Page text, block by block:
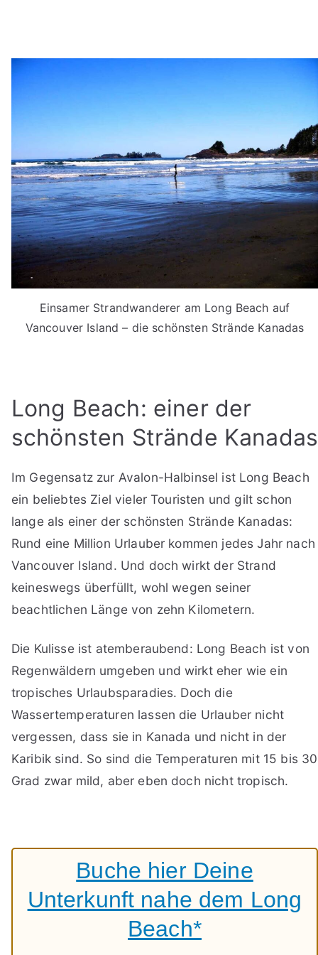
Einsamer Strandwanderer am Long Beach auf
Vancouver Island – die schönsten Strände Kanadas
Long Beach: einer der
schönsten Strände Kanadas
Im Gegensatz zur Avalon-Halbinsel ist Long Beach
ein beliebtes Ziel vieler Touristen und gilt schon
lange als einer der schönsten Strände Kanadas:
Rund eine Million Urlauber kommen jedes Jahr nach
Vancouver Island. Und doch wirkt der Strand
keineswegs überfüllt, wohl wegen seiner
beachtlichen Länge von zehn Kilometern.
Die Kulisse ist atemberaubend: Long Beach ist von
Regenwäldern umgeben und wirkt eher wie ein
tropisches Urlaubsparadies. Doch die
Wassertemperaturen lassen die Urlauber nicht
vergessen, dass sie in Kanada und nicht in der
Karibik sind. So sind die Temperaturen mit 15 bis 30
Grad zwar mild, aber eben doch nicht tropisch.
Buche hier Deine
Unterkunft nahe dem Long
Beach*